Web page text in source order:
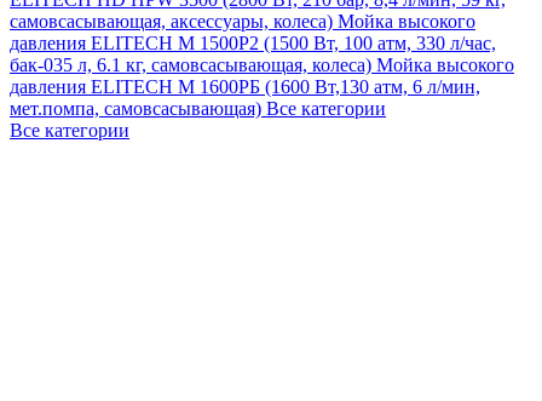
самовсасывающая, аксессуары, колеса) Мойка высокого
давления ELITECH M 1500P2 (1500 Вт, 100 атм, 330 л/час,
бак-035 л, 6.1 кг, самовсасывающая, колеса) Мойка высокого
давления ELITECH М 1600РБ (1600 Вт,130 атм, 6 л/мин,
мет.помпа, самовсасывающая) Все категории
Все категории